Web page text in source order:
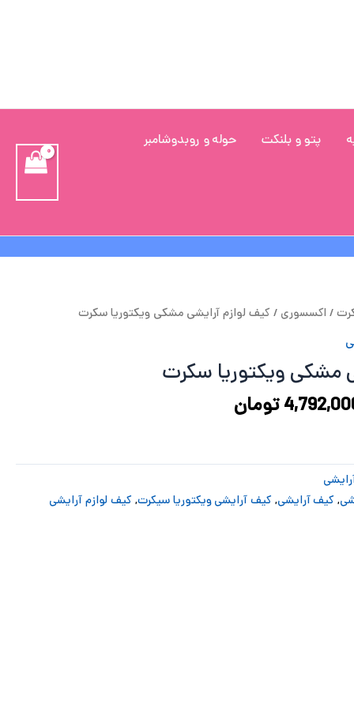
پتو و بلنکت حوله و روبدوشامبر
/ اکسسوری / کیف لوازم آرایشی مشکی ویکتوریا سکرت
مشکی ویکتوریا سکرت
تومان
قیمت
است.
, کیف آرایشی, کیف آرایشی ویکتوریا سیکرت, کیف لوازم آرایشی